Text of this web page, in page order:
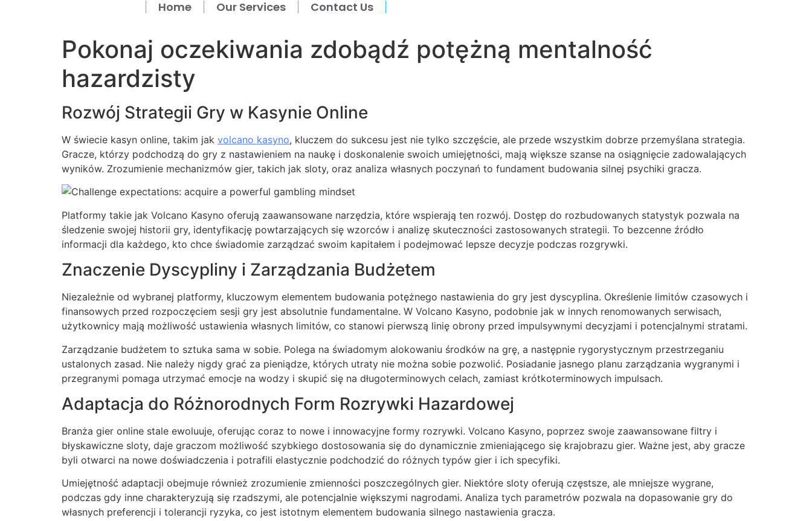
Home Our Services Contact Us
Pokonaj oczekiwania zdobądź potężną mentalność
hazardzisty
Rozwój Strategii Gry w Kasynie Online
W świecie kasyn online, takim jak volcano kasyno, kluczem do sukcesu jest nie tylko szczęście, ale przede wszystkim dobrze przemyślana strategia.
Gracze, którzy podchodzą do gry z nastawieniem na naukę i doskonalenie swoich umiejętności, mają większe szanse na osiągnięcie zadowalających
wyników. Zrozumienie mechanizmów gier, takich jak sloty, oraz analiza własnych poczynań to fundament budowania silnej psychiki gracza.
Platformy takie jak Volcano Kasyno oferują zaawansowane narzędzia, które wspierają ten rozwój. Dostęp do rozbudowanych statystyk pozwala na
śledzenie swojej historii gry, identyfikację powtarzających się wzorców i analizę skuteczności zastosowanych strategii. To bezcenne źródło
informacji dla każdego, kto chce świadomie zarządzać swoim kapitałem i podejmować lepsze decyzje podczas rozgrywki.
Znaczenie Dyscypliny i Zarządzania Budżetem
Niezależnie od wybranej platformy, kluczowym elementem budowania potężnego nastawienia do gry jest dyscyplina. Określenie limitów czasowych i
finansowych przed rozpoczęciem sesji gry jest absolutnie fundamentalne. W Volcano Kasyno, podobnie jak w innych renomowanych serwisach,
użytkownicy mają możliwość ustawienia własnych limitów, co stanowi pierwszą linię obrony przed impulsywnymi decyzjami i potencjalnymi stratami.
Zarządzanie budżetem to sztuka sama w sobie. Polega na świadomym alokowaniu środków na grę, a następnie rygorystycznym przestrzeganiu
ustalonych zasad. Nie należy nigdy grać za pieniądze, których utraty nie można sobie pozwolić. Posiadanie jasnego planu zarządzania wygranymi i
przegranymi pomaga utrzymać emocje na wodzy i skupić się na długoterminowych celach, zamiast krótkoterminowych impulsach.
Adaptacja do Różnorodnych Form Rozrywki Hazardowej
Branża gier online stale ewoluuje, oferując coraz to nowe i innowacyjne formy rozrywki. Volcano Kasyno, poprzez swoje zaawansowane filtry i
błyskawiczne sloty, daje graczom możliwość szybkiego dostosowania się do dynamicznie zmieniającego się krajobrazu gier. Ważne jest, aby gracze
byli otwarci na nowe doświadczenia i potrafili elastycznie podchodzić do różnych typów gier i ich specyfiki.
Umiejętność adaptacji obejmuje również zrozumienie zmienności poszczególnych gier. Niektóre sloty oferują częstsze, ale mniejsze wygrane,
podczas gdy inne charakteryzują się rzadszymi, ale potencjalnie większymi nagrodami. Analiza tych parametrów pozwala na dopasowanie gry do
własnych preferencji i tolerancji ryzyka, co jest istotnym elementem budowania silnego nastawienia gracza.